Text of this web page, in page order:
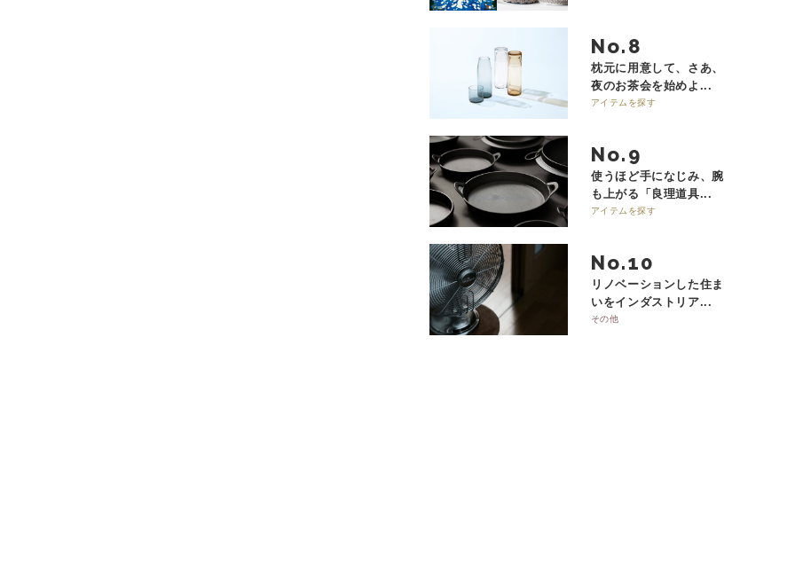
No.
枕元に用意して、さあ、
夜のお茶会を始めよ...
アイテムを探す
No.
使うほど手になじみ、腕
も上がる「良理道具...
アイテムを探す
No.
リノベーションした住ま
いをインダストリア...
その他